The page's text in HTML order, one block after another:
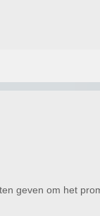
geven om het